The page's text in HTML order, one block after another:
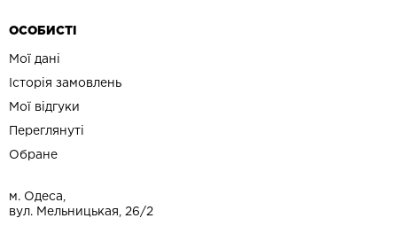
ОСОБИСТІ
Мої дані
Історія замовлень
Мої відгуки
Переглянуті
Обране
м. Одеса,
вул. Мельницькая, 26/2